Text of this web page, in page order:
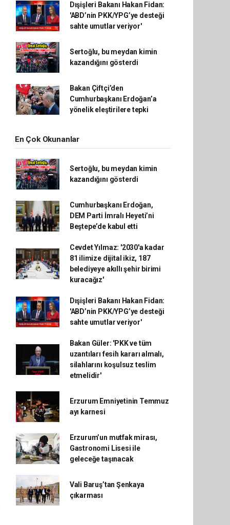
Dışişleri Bakanı Hakan Fidan:
'ABD’nin PKK/YPG’ye desteği
sahte umutlar veriyor'
Sertoğlu, bu meydan kimin
kazandığını gösterdi
Bakan Çiftçi’den
Cumhurbaşkanı Erdoğan’a
yönelik eleştirilere tepki
En Çok Okunanlar
Sertoğlu, bu meydan kimin
kazandığını gösterdi
Cumhurbaşkanı Erdoğan,
DEM Parti İmralı Heyeti’ni
Beştepe’de kabul etti
Cevdet Yılmaz: '2030'a kadar
81 ilimize dijital ikiz, 187
belediyeye akıllı şehir birimi
kuracağız'
Dışişleri Bakanı Hakan Fidan:
'ABD’nin PKK/YPG’ye desteği
sahte umutlar veriyor'
Bakan Güler: 'PKK ve tüm
uzantıları fesih kararı almalı,
silahlarını koşulsuz teslim
etmelidir'
Erzurum Emniyetinin Temmuz
ayı karnesi
Erzurum’un mutfak mirası,
Gastronomi Lisesi ile
geleceğe taşınacak
Vali Baruş’tan Şenkaya
çıkarması